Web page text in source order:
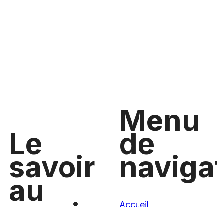
Le
savoir
au
Menu
de
Accueil